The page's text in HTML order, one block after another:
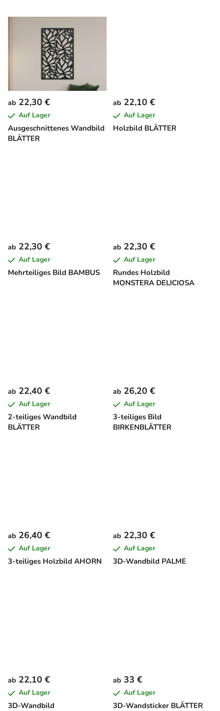
d
Ausgeschnittenes Wandbild
BLÄTTER
ab 22,30 €
Auf Lager
Holzbild BLÄTTER
ab 22,10 €
Auf Lager
Mehrteiliges Bild BAMBUS
ab 22,30 €
Auf Lager
Rundes Holzbild
MONSTERA DELICIOSA
ab 22,30 €
Auf Lager
2-teiliges Wandbild
BLÄTTER
ab 22,40 €
Auf Lager
3-teiliges Bild
BIRKENBLÄTTER
ab 26,20 €
Auf Lager
3-teiliges Holzbild AHORN
ab 26,40 €
Auf Lager
3D-Wandbild PALME
ab 22,30 €
Auf Lager
3D-Wandbild
ab 22,10 €
Auf Lager
3D-Wandsticker BLÄTTER
ab 33 €
Auf Lager